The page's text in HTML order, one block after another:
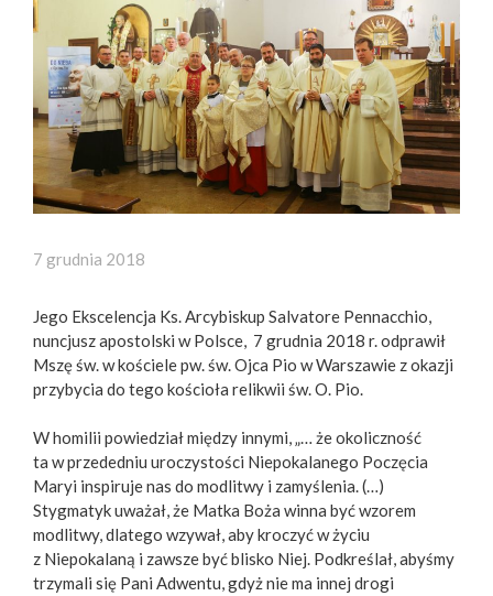
7 grudnia 2018
Jego Ekscelencja Ks. Arcybiskup Salvatore Pennacchio,
nuncjusz apostolski w Polsce, 7 grudnia 2018 r. odprawił
Mszę św. w kościele pw. św. Ojca Pio w Warszawie z okazji
przybycia do tego kościoła relikwii św. O. Pio.
W homilii powiedział między innymi, „… że okoliczność
ta w przededniu uroczystości Niepokalanego Poczęcia
Maryi inspiruje nas do modlitwy i zamyślenia. (…)
Stygmatyk uważał, że Matka Boża winna być wzorem
modlitwy, dlatego wzywał, aby kroczyć w życiu
z Niepokalaną i zawsze być blisko Niej. Podkreślał, abyśmy
trzymali się Pani Adwentu, gdyż nie ma innej drogi